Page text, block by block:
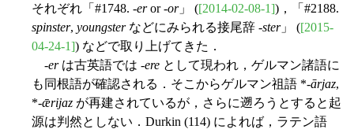
それぞれ「#1748. -eror -or」 ([2014-02-08-1])，「#2188.
spinster, youngsterなどにみられる接尾辞 -ster」 ([2015-
04-24-1]) などで取り上げてきた．
-erは古英語では -ere として現われ，ゲルマン諸語に
も同根語が確認される．そこからゲルマン祖語 *-ārjaz,
*-ǣrijaz が再建されているが，さらに遡ろうとすると起
源は判然としない．Durkin (114) によれば，ラテン語